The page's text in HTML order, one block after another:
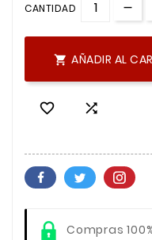
CANTIDAD
 AÑADIR AL
 
Compras